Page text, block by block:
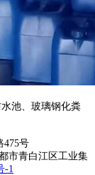
池、玻璃钢化粪
475号
市青白江区工业集
-1